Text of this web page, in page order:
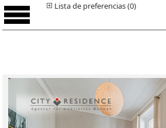
Lista de preferencias (0)